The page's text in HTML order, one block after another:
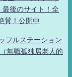
後のサイト！全
賛！公開中
フルステーション
無職孤独居老人的